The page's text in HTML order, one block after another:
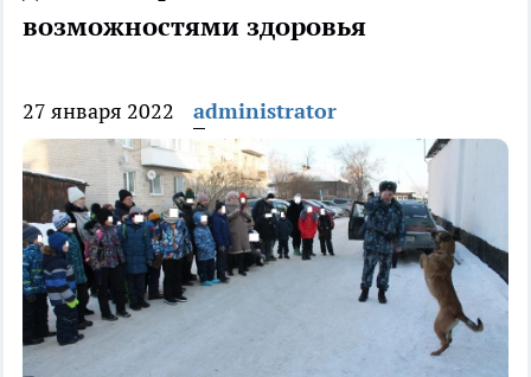
возможностями здоровья
27 января 2022 administrator